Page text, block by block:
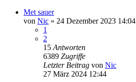
Met sauer
von Nic » 24 Dezember 2023 14:04
1
2
15 Antworten
6389 Zugriffe
Letzter Beitrag von Nic
27 März 2024 12:44